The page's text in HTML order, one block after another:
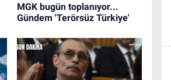
MGK bugün toplanıyor...
Gündem 'Terörsüz Türkiye'